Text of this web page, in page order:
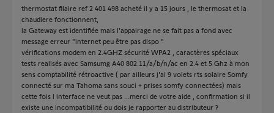
thermostat filaire ref 2 401 498 acheté il y a 15 jours , le thermosat et la
chaudiere fonctionnent,
la Gateway est identifiée mais l'appairage ne se fait pas a fond avec
message erreur "internet peu être pas dispo "
vérifications modem en 2.4GHZ sécurité WPA2 , caractères spéciaux
tests realisés avec Samsumg A40 802.11/a/b/n/ac en 2.4 et 5 Ghz à mon
sens comptabilité rétroactive ( par ailleurs j'ai 9 volets rts solaire Somfy
connecté sur ma Tahoma sans souci + prises somfy connectées) mais
cette fois l interface ne veut pas ...merci de votre aide , confirmation si il
existe une incompatibilité ou dois je rapporter au distributeur ?